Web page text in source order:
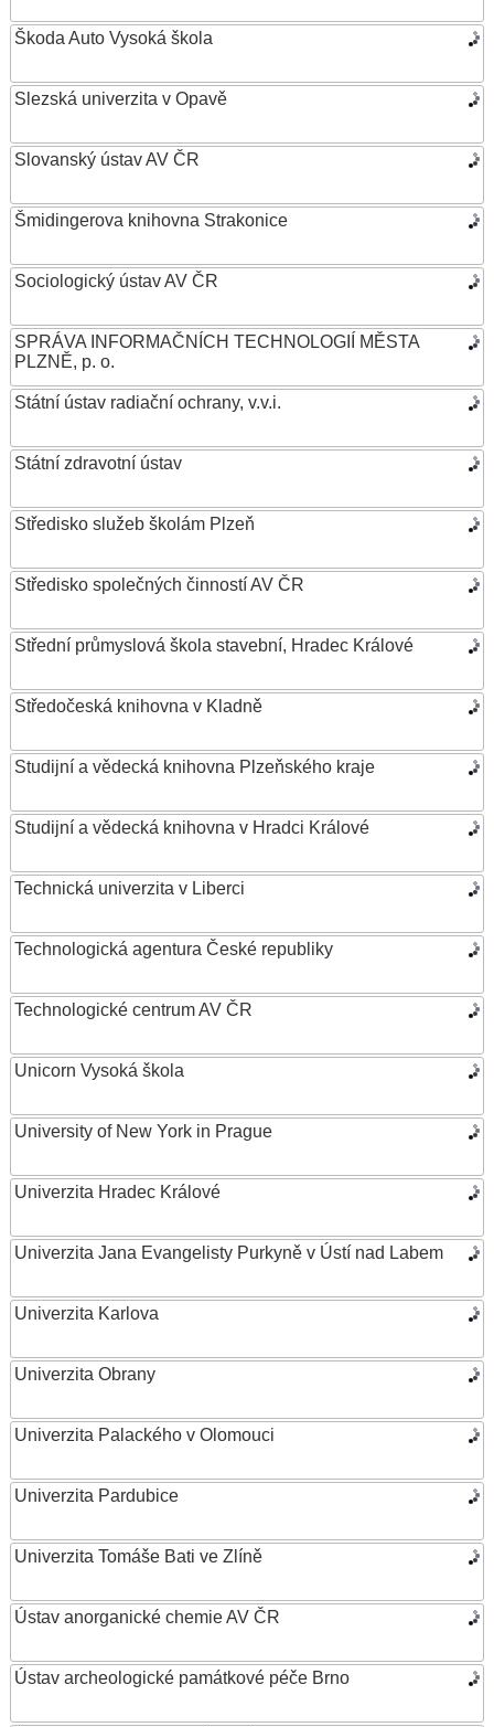
Škoda Auto Vysoká škola
Slezská univerzita v Opavě
Slovanský ústav AV ČR
Šmidingerova knihovna Strakonice
Sociologický ústav AV ČR
SPRÁVA INFORMAČNÍCH TECHNOLOGIÍ MĚSTA
PLZNĚ, p. o.
Státní ústav radiační ochrany, v.v.i.
Státní zdravotní ústav
Středisko služeb školám Plzeň
Středisko společných činností AV ČR
Střední průmyslová škola stavební, Hradec Králové
Středočeská knihovna v Kladně
Studijní a vědecká knihovna Plzeňského kraje
Studijní a vědecká knihovna v Hradci Králové
Technická univerzita v Liberci
Technologická agentura České republiky
Technologické centrum AV ČR
Unicorn Vysoká škola
University of New York in Prague
Univerzita Hradec Králové
Univerzita Jana Evangelisty Purkyně v Ústí nad Labem
Univerzita Karlova
Univerzita Obrany
Univerzita Palackého v Olomouci
Univerzita Pardubice
Univerzita Tomáše Bati ve Zlíně
Ústav anorganické chemie AV ČR
Ústav archeologické památkové péče Brno